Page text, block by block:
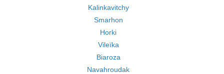
Kalinkavitchy
Smarhon
Horki
Vileïka
Biaroza
Navahroudak